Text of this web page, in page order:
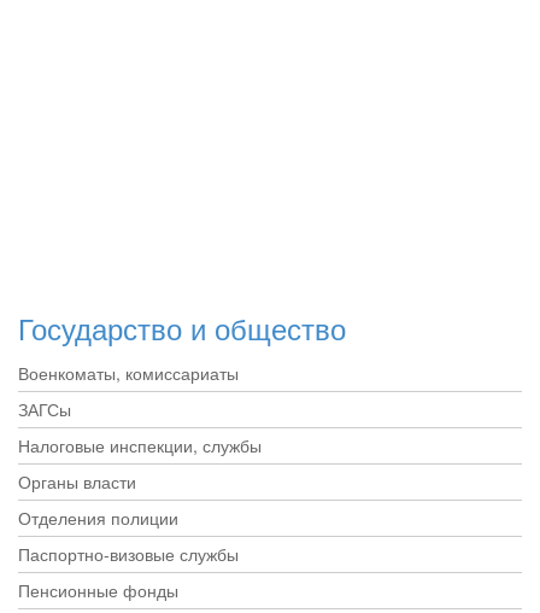
Государство и общество
Военкоматы, комиссариаты
ЗАГСы
Налоговые инспекции, службы
Органы власти
Отделения полиции
Паспортно-визовые службы
Пенсионные фонды